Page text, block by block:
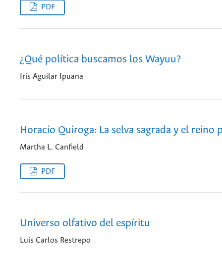
PDF
¿Qué política buscamos los Wayuu?
Iris Aguilar Ipuana
Horacio Quiroga: La selva sagrada y el reino
Martha L. Canfield
PDF
Universo olfativo del espíritu
Luis Carlos Restrepo